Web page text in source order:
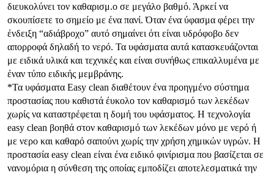
διευκολύνει τον καθαρισμ.ο σε μεγάλο βαθμό. Άρκεί να
σκουπίσετε το σημείο με ένα πανί. Όταν ένα ύφασμα φέρει την
ένδειξη “αδιάβροχο” αυτό σημαίνει ότι είναι υδρόφοβο δεν
απορροφά δηλαδή το νερό. Τα υφάσματα αυτά κατασκευάζονται
με ειδικά υλικά και τεχνικές και είναι συνήθως επικαλλυμένα με
έναν τύπο ειδικής μεμβράνης.
*Τα υφάσματα Easy clean διαθέτουν ένα προηγμένο σύστημα
προστασίας που καθιστά έυκολο τον καθαρισμό των λεκέδων
χωρίς να καταστρέφεται η δομή του υφάσματος. Η τεχνολογία
easy clean βοηθά στον καθαρισμό των λεκέδων μόνο με νερό ή
με νερο και καθαρό σαπούνι χωρίς την χρήση χημικών υγρών. Η
προστασία easy clean είναι ένα ειδικό φινίρισμα που βασίζεται σε
νανομόρια η σύνθεση της οποίας εμποδίζει αποτελεσματικά την